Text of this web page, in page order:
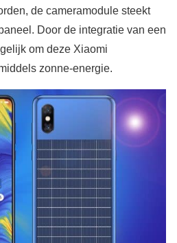
de cameramodule steekt
Door de integratie van een
om deze Xiaomi
zonne-energie.